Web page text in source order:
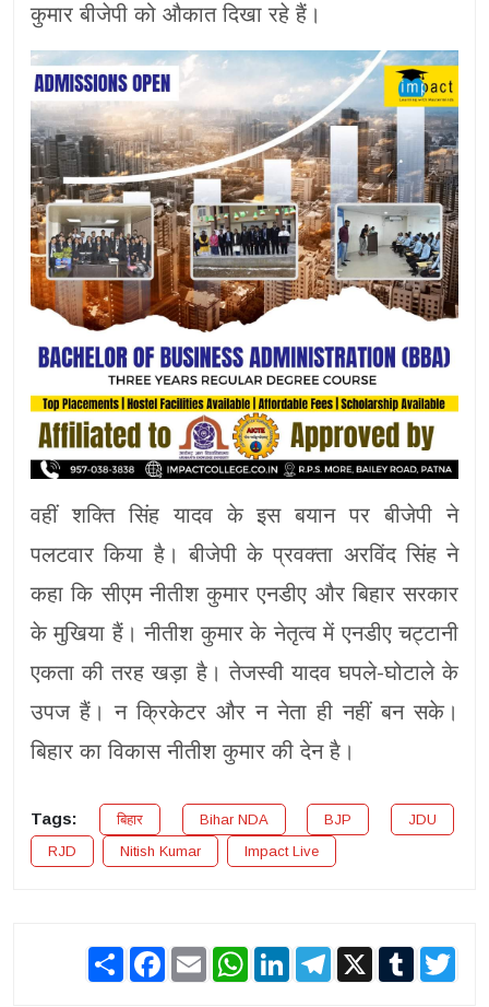
कुमार बीजेपी को औकात दिखा रहे हैं।
वहीं शक्ति सिंह यादव के इस बयान पर बीजेपी ने
पलटवार किया है। बीजेपी के प्रवक्ता अरविंद सिंह ने
कहा कि सीएम नीतीश कुमार एनडीए और बिहार सरकार
के मुखिया हैं। नीतीश कुमार के नेतृत्व में एनडीए चट्टानी
एकता की तरह खड़ा है। तेजस्वी यादव घपले-घोटाले के
उपज हैं। न क्रिकेटर और न नेता ही नहीं बन सके।
बिहार का विकास नीतीश कुमार की देन है।
Tags: बिहार Bihar NDA BJP
JDU
RJD
Nitish Kumar Impact Live
Share Facebook
Email WhatsAppLinkedInTelegram
X Tumblr